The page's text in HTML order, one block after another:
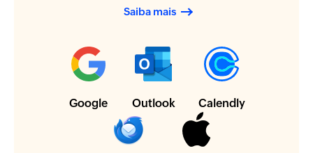
Saiba mais
Google Outlook Calendly